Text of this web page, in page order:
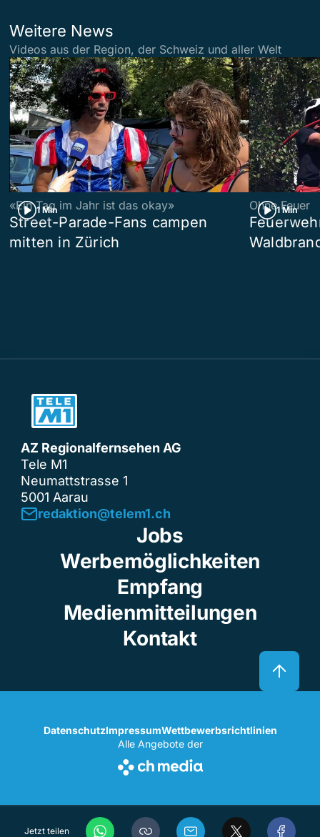
Jetzt teilen
Weitere News
Videos aus der Region, der Schweiz und aller Welt
1 Min
«Ein Tag im Jahr ist das okay»
Street-Parade-Fans campen
mitten in Zürich
1 Min
Ohne Feuer
AZ Regionalfernsehen AG
Tele M1
Neumattstrasse 1
5001 Aarau
redaktion@telem1.ch
Jobs
Werbemöglichkeiten
Empfang
Medienmitteilungen
Kontakt
DatenschutzImpressumWettbewerbsrichtlinien
Alle Angebote der